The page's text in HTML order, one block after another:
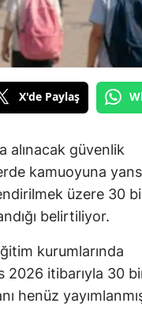
X'de Paylaş
alınacak güvenlik
kamuoyuna
üzere 30
belirtiliyor.
kurumlarında
2026 itibarıyla 30
henüz